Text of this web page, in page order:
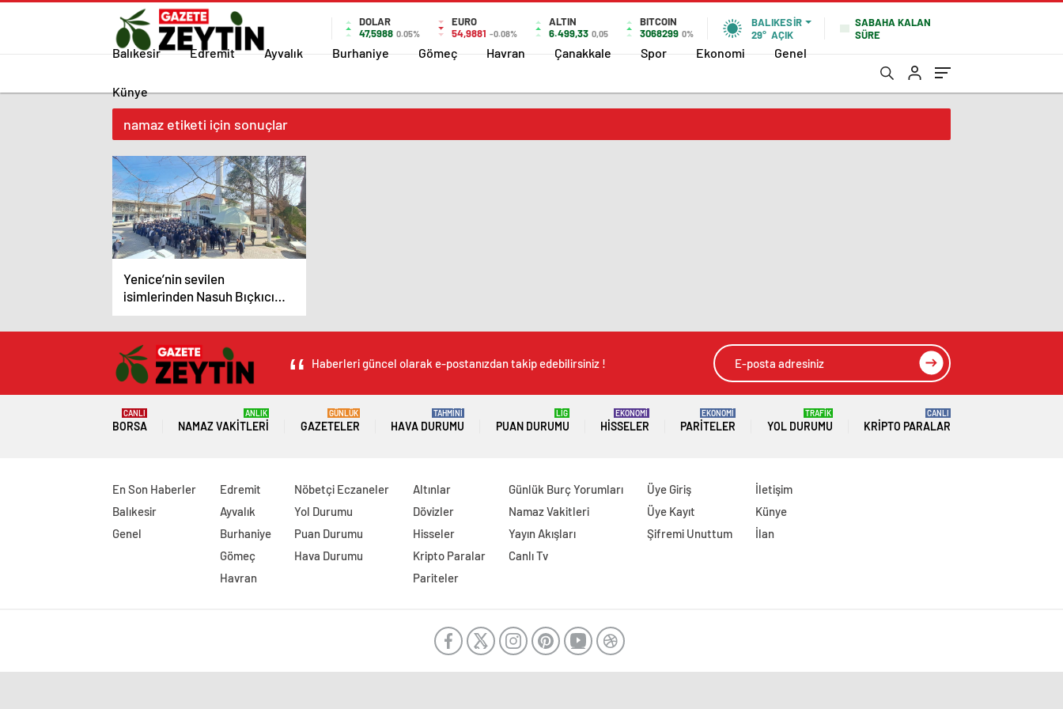
DOLAR
47,5988 0.05%
EURO
54,9881 -0.08%
ALTIN
6.499,33 0,05
BITCOIN
3068299 0%
BALIKESIR
29° AÇIK
SABAHA KALAN
SÜRE
Balıkesir Edremit Ayvalık Burhaniye Gömeç Havran Çanakkale Spor Ekonomi Genel
Künye
namaz etiketi için sonuçlar
Yenice’nin sevilen
isimlerinden Nasuh Bıçkıcı
son yolculuğuna uğurlandı
Haberleri güncel olarak e-postanızdan takip edebilirsiniz !
BORSA
CANLI
NAMAZ VAKITLERI
ANLIK
GAZETELER
GÜNLÜK
HAVA DURUMU
TAHMİNİ
PUAN DURUMU
LİG
HISSELER
EKONOMİ
PARITELER
EKONOMİ
YOL DURUMU
TRAFİK
KRIPTO PARALAR
CANLI
En Son Haberler
Balıkesir
Genel
Edremit
Ayvalık
Burhaniye
Gömeç
Havran
Nöbetçi Eczaneler
Yol Durumu
Puan Durumu
Hava Durumu
Altınlar
Dövizler
Hisseler
Kripto Paralar
Pariteler
Günlük Burç Yorumları
Namaz Vakitleri
Yayın Akışları
Canlı Tv
Üye Giriş
Üye Kayıt
Şifremi Unuttum
İletişim
Künye
İlan